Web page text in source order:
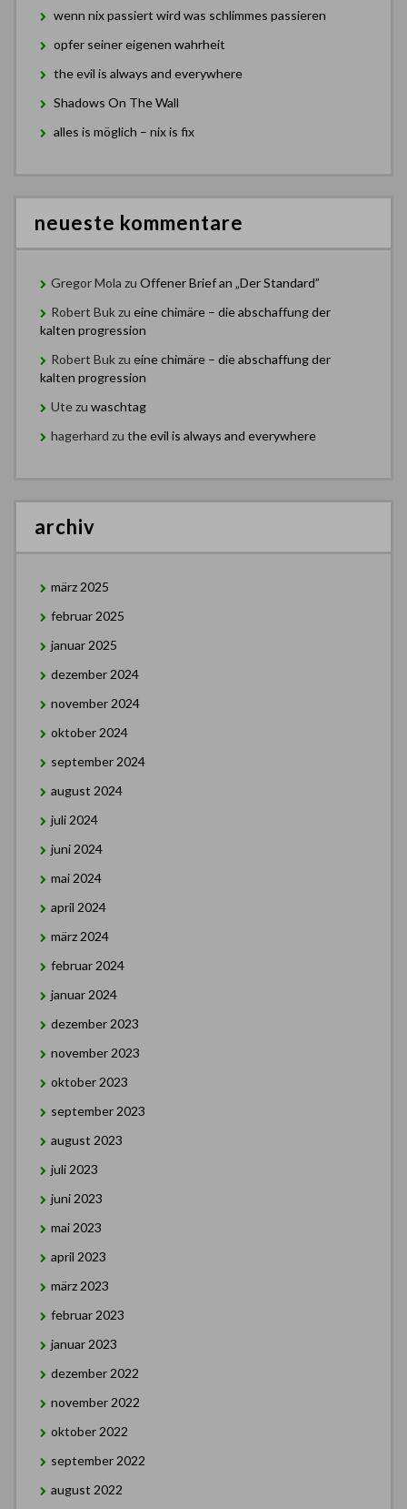
wenn nix passiert wird was schlimmes passieren
opfer seiner eigenen wahrheit
the evil is always and everywhere
Shadows On The Wall
alles is möglich – nix is fix
neueste kommentare
Gregor Mola zu Offener Brief an „Der Standard”
Robert Bukzu eine chimäre – die abschaffung der
kalten progression
Robert Bukzu eine chimäre – die abschaffung der
kalten progression
Utezu waschtag
hagerhard zu the evil is always and everywhere
archiv
märz 2025
februar 2025
januar 2025
dezember 2024
november 2024
oktober 2024
september 2024
august 2024
juli 2024
juni 2024
mai 2024
april 2024
märz 2024
februar 2024
januar 2024
dezember 2023
november 2023
oktober 2023
september 2023
august 2023
juli 2023
juni 2023
mai 2023
april 2023
märz 2023
februar 2023
januar 2023
dezember 2022
november 2022
oktober 2022
september 2022
august 2022